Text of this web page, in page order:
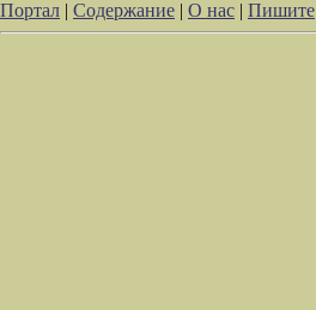
Портал | Содержание | О нас | Пишите